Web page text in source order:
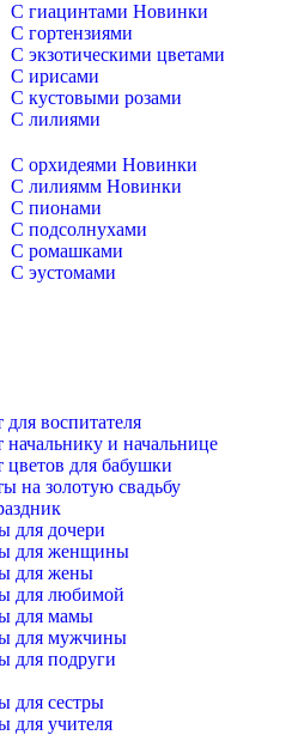
С гиацинтами Новинки
С гортензиями
С экзотическими цветами
С ирисами
С кустовыми розами
С лилиями
С орхидеями Новинки
С лилиямм Новинки
С пионами
С подсолнухами
С ромашками
С эустомами
для воспитателя
начальнику и начальнице
цветов для бабушки
на золотую свадьбу
для дочери
для женщины
для жены
для любимой
для мамы
для мужчины
для подруги
для сестры
для учителя